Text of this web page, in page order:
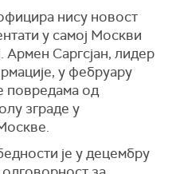
нису новост
у самој Москви
Армен Саргсјан, лидер
у фебруару
повредама од
зграде у
је у децембру